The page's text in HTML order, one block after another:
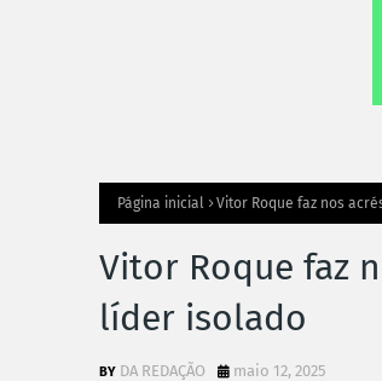
Página inicial Vitor Roque faz nos
Vitor Roque faz
líder isolado
DA REDAÇÃO maio 12, 2025